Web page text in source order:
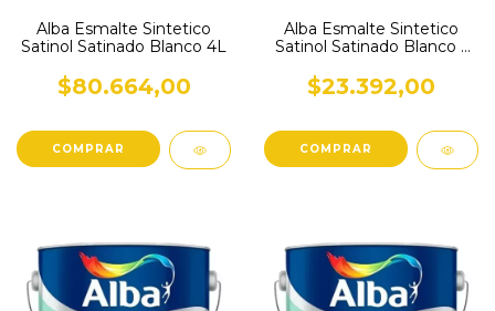
Alba Esmalte Sintetico
Satinol Satinado Blanco 4L
$80.664,00
Alba Esmalte Sintetico
Satinol Satinado Blanco 1
$23.392,00